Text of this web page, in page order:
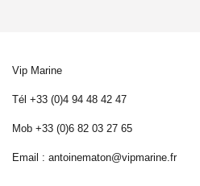
Vip Marine
Tél +33 (0)4 94 48 42 47
Mob +33 (0)6 82 03 27 65
Email : antoinematon@vipmarine.fr